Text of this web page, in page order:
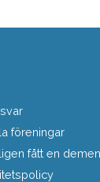
föreningar
fått en